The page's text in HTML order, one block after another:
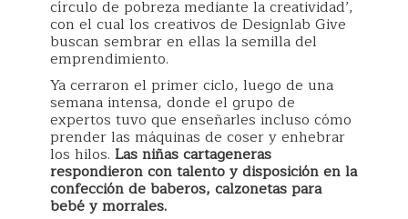
círculo de pobreza mediante la creatividad’,
con el cual los creativos de Designlab Give
buscan sembrar en ellas la semilla del
emprendimiento.
Ya cerraron el primer ciclo, luego de una
semana intensa, donde el grupo de
expertos tuvo que enseñarles incluso cómo
prender las máquinas de coser y enhebrar
los hilos. Las niñas cartageneras
respondieron con talento y disposición en la
confección de baberos, calzonetas para
bebé y morrales.